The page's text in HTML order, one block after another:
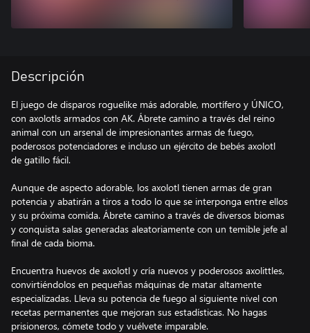
Descripción
El juego de disparos roguelike más adorable, mortífero y ÚNICO,
con axolotls armados con AK. Ábrete camino a través del reino
animal con un arsenal de impresionantes armas de fuego,
poderosos potenciadores e incluso un ejército de bebés axolotl
de gatillo fácil.
Aunque de aspecto adorable, los axolotl tienen armas de gran
potencia y abatirán a tiros a todo lo que se interponga entre ellos
y su próxima comida. Ábrete camino a través de diversos biomas
y conquista salas generadas aleatoriamente con un temible jefe al
final de cada bioma.
Encuentra huevos de axolotl y cría nuevos y poderosos axolittles,
convirtiéndolos en pequeñas máquinas de matar altamente
especializadas. Lleva su potencia de fuego al siguiente nivel con
recetas permanentes que mejoran sus estadísticas. No hagas
prisioneros, cómete todo y vuélvete imparable.